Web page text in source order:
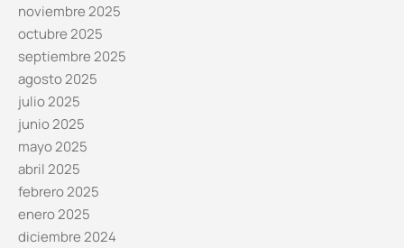
noviembre 2025
octubre 2025
septiembre 2025
agosto 2025
julio 2025
junio 2025
mayo 2025
abril 2025
febrero 2025
enero 2025
diciembre 2024